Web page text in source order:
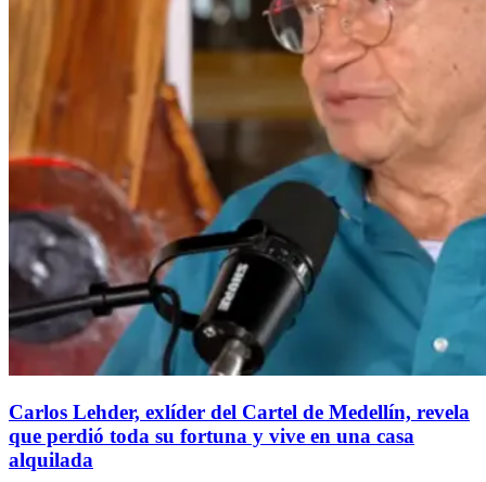
Carlos Lehder, exlíder del Cartel de Medellín, revela
que perdió toda su fortuna y vive en una casa
alquilada